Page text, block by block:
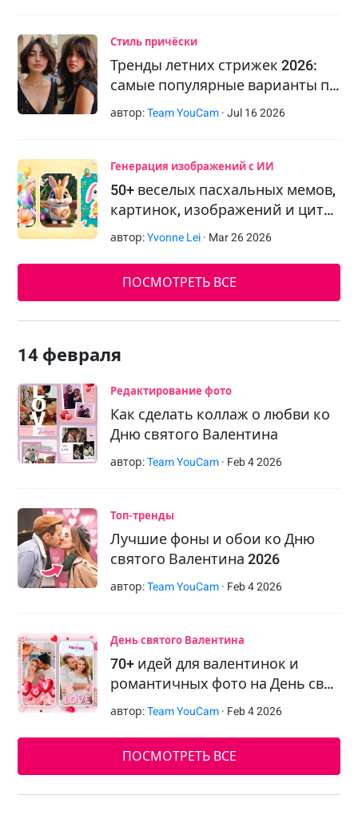
Стиль причёски
Тренды летних стрижек 2026:
самые популярные варианты п…
автор:Team YouCam ·Jul 16 2026
Генерация изображений с ИИ
50+ веселых пасхальных мемов,
картинок, изображений и цит…
автор:Yvonne Lei · Mar 26 2026
ПОСМОТРЕТЬ ВСЕ
14 февраля
Редактирование фото
Как сделать коллаж о любви ко
Дню святого Валентина
автор:Team YouCam · Feb 4 2026
Топ-тренды
Лучшие фоны и обои ко Дню
святого Валентина 2026
автор:Team YouCam · Feb 4 2026
День святого Валентина
70+ идей для валентинок и
романтичных фото на День св…
автор:Team YouCam · Feb 4 2026
ПОСМОТРЕТЬ ВСЕ